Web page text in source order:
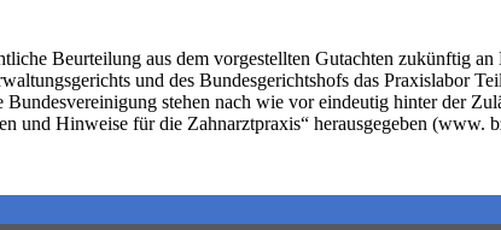
Beurteilung aus dem vorgestellten Gutachten zukünftig
und des Bundesgerichtshofs das Praxislabor
stehen nach wie vor eindeutig hinter der
und Hinweise für die Zahnarztpraxis“ herausgegeben (www.